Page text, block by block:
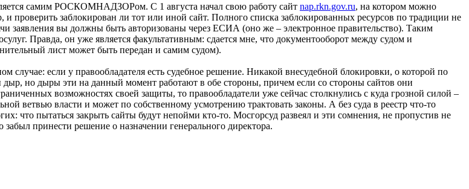
самим РОСКОМНАДЗОРом. С 1 августа начал свою работу сайт nap.rkn.gov.ru, на котором можно
проверить заблокирован ли тот или иной сайт. Полного списка заблокированных ресурсов по традиции не
заявления вы должны быть авторизованы через ЕСИА (оно же – электронное правительство). Таким
Правда, он уже является факультативным: сдается мне, что документооборот между судом и
лист может быть передан и самим судом).
случае: если у правообладателя есть судебное решение. Никакой внесудебной блокировки, о которой по
но дыры эти на данный момент работают в обе стороны, причем если со стороны сайтов они
возможностях своей защиты, то правообладатели уже сейчас столкнулись с куда грозной силой –
ветвью власти и может по собственному усмотрению трактовать законы. А без суда в реестр что-то
что пытаться закрыть сайты будут непойми кто-то. Мосгорсуд развеял и эти сомнения, не пропустив не
принести решение о назначении генерального директора.